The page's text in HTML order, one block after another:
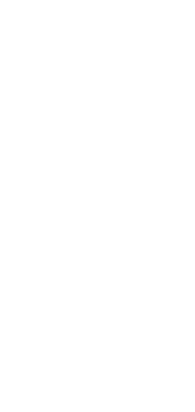
Stadtkreis: die
Landkreis: das
auf einem